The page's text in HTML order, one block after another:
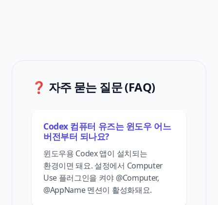
❓ 자주 묻는 질문 (FAQ)
Codex 컴퓨터 유즈는 윈도우 어느
버전부터 되나요?
윈도우용 Codex 앱이 설치되는
환경이면 돼요. 설정에서 Computer
Use 플러그인을 켜야 @Computer,
@AppName 멘션이 활성화돼요.